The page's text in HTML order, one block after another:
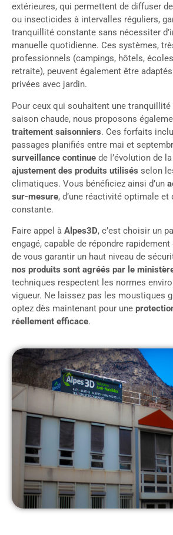
extérieures, qui permettent de diffuser
ou insecticides à intervalles réguliers,
tranquillité constante sans nécessiter
manuelle quotidienne. Ces systèmes,
professionnels (campings, hôtels,
retraite), peuvent également être
privées avec jardin.
Pour ceux qui souhaitent une
saison chaude, nous proposons
traitement saisonniers. Ces forfaits
passages planifiés entre mai et
surveillance continue de l’évolution de
ajustement des produits utilisés selon
climatiques. Vous bénéficiez ainsi d’un
sur-mesure, d’une réactivité optimale et
constante.
Faire appel à Alpes3D, c’est choisir un
engagé, capable de répondre
de vous garantir un haut niveau de
nos produits sont agréés par le
techniques respectent les normes
vigueur. Ne laissez pas les moustiques
optez dès maintenant pour une
réellement efficace.